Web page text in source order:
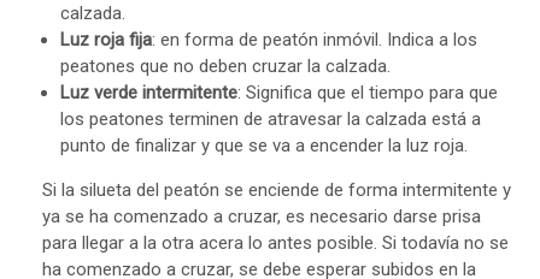
calzada.
Luz roja fija: en forma de peatón inmóvil. Indica a los
peatones que no deben cruzar la calzada.
Luz verde intermitente: Significa que el tiempo para que
los peatones terminen de atravesar la calzada está a
punto de finalizar y que se va a encender la luz roja.
Si la silueta del peatón se enciende de forma intermitente y
ya se ha comenzado a cruzar, es necesario darse prisa
para llegar a la otra acera lo antes posible. Si todavía no se
ha comenzado a cruzar, se debe esperar subidos en la